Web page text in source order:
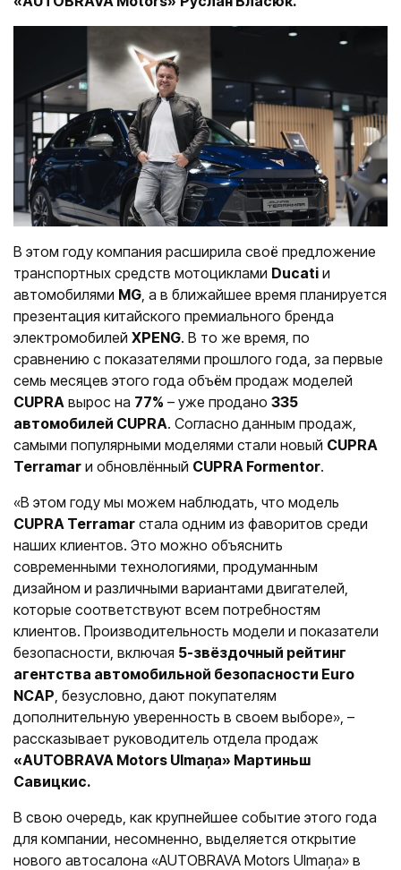
В этом году компания расширила своё предложение
транспортных средств мотоциклами Ducati и
автомобилями MG , а в ближайшее время планируется
презентация китайского премиального бренда
электромобилей XPENG. В то же время, по
сравнению с показателями прошлого года, за первые
семь месяцев этого года объём продаж моделей
CUPRA вырос на 77% – уже продано 335
автомобилей CUPRA. Согласно данным продаж,
самыми популярными моделями стали новый CUPRA
Terramar и обновлённый CUPRA Formentor.
«В этом году мы можем наблюдать, что модель
CUPRA Terramar стала одним из фаворитов среди
наших клиентов. Это можно объяснить
современными технологиями, продуманным
дизайном и различными вариантами двигателей,
которые соответствуют всем потребностям
клиентов. Производительность модели и показатели
безопасности, включая 5-звёздочный рейтинг
агентства автомобильной безопасности Euro
NCAP , безусловно, дают покупателям
дополнительную уверенность в своем выборе», –
рассказывает руководитель отдела продаж
«AUTOBRAVA Motors Ulmaņa» Мартиньш
Савицкис.
В свою очередь, как крупнейшее событие этого года
для компании, несомненно, выделяется открытие
нового автосалона «AUTOBRAVA Motors Ulmaņa» в